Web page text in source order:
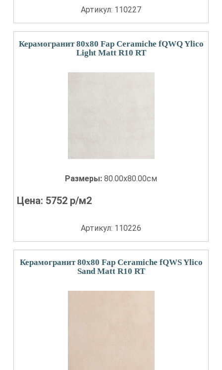
Артикул: 110227
Керамогранит 80x80 Fap Ceramiche fQWQ Ylico
Light Matt R10 RT
Размеры: 80.00x80.00см
Цена: 5752 р/м2
Артикул: 110226
Керамогранит 80x80 Fap Ceramiche fQWS Ylico
Sand Matt R10 RT